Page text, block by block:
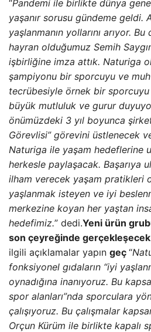
“Pandemi ile birlikte dünya
yaşanır sorusu gündeme geldi.
yaşlanmanın yollarını arıyor.
hayran olduğumuz Semih
işbirliğine imza attık. Naturiga
şampiyonu bir sporcuyu ve
tecrübesiyle örnek bir
büyük mutluluk ve gurur
önümüzdeki 3 yıl boyunca
Görevlisi” görevini üstlenecek
Naturiga ile yaşam hedeflerine
herkesle paylaşacak. Başarıya
ilham verecek yaşam pratikleri
yaşlanmak isteyen ve iyi
merkezine koyan her yaştan
hedefimiz.” dedi.Yeni ürün
son çeyreğinde
ilgili açıklamalar yapın geç “
fonksiyonel gıdaların “iyi
oynadığına inanıyoruz. Bu
spor alanları”nda sporculara
çalışıyoruz. Bu çalışmalar
Orçun Kürüm ile birlikte kapalı